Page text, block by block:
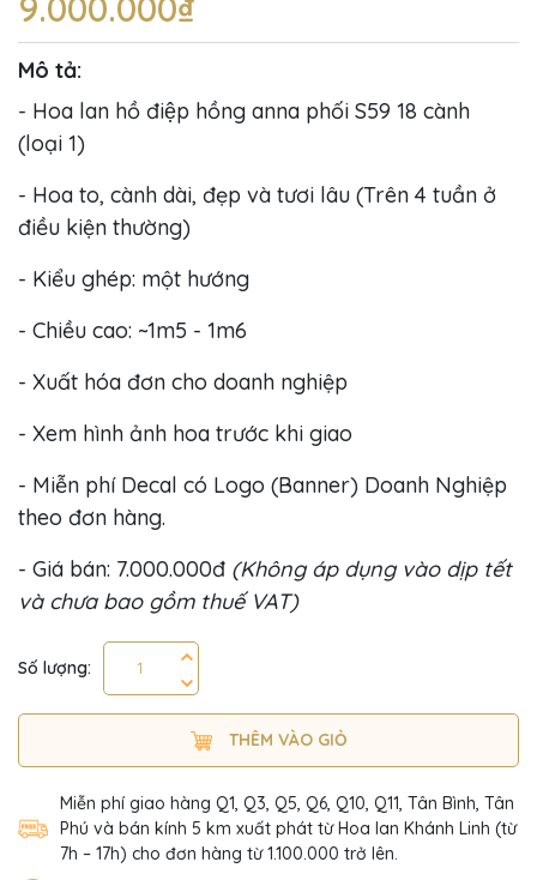
Mô tả:
- Hoa lan hồ điệp hồng anna phối S59 18 cành
(loại 1)
- Hoa to, cành dài, đẹp và tươi lâu (Trên 4 tuần ở
điều kiện thường)
- Kiểu ghép: một hướng
- Chiều cao: ~1m5 - 1m6
- Xuất hóa đơn cho doanh nghiệp
- Xem hình ảnh hoa trước khi giao
- Miễn phí Decal có Logo (Banner) Doanh Nghiệp
theo đơn hàng.
- Giá bán: 7.000.000đ (Không áp dụng vào dịp tết
và chưa bao gồm thuế VAT)
Số lượng:
THÊM VÀO GIỎ
Miễn phí giao hàng Q1, Q3, Q5, Q6, Q10, Q11, Tân Bình, Tân
Phú và bán kính 5 km xuất phát từ Hoa lan Khánh Linh (từ
7h – 17h) cho đơn hàng từ 1.100.000 trở lên.